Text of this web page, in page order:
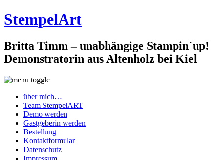
StempelArt
Britta Timm – unabhängige Stampin´up!
Demonstratorin aus Altenholz bei Kiel
über mich…
Team StempelART
Demo werden
Gastgeberin werden
Bestellung
Kontaktformular
Datenschutz
Impressum